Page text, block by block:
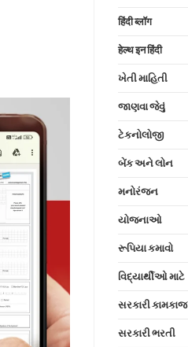
हिंदी ब्लॉग
हेल्थ इन हिंदी
ખેતી માહિતી
જાણવા જેવું
ટેકનોલોજી
બેંક અને લોન
મનોરંજન
યોજનાઓ
રૂપિયા કમાવો
વિદ્યાર્થીઓ માટે
સરકારી કામકાજ
સરકારી ભરતી